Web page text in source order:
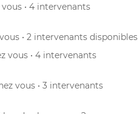
vous • 4 intervenants
• 2 intervenants disponibles
vous • 4 intervenants
vous • 3 intervenants